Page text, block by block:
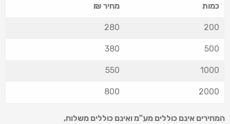
כמות
מחיר ₪
200
280
500
380
1000
550
2000
800
המחירים אינם כוללים מע"מ ואינם כוללים משלוח,